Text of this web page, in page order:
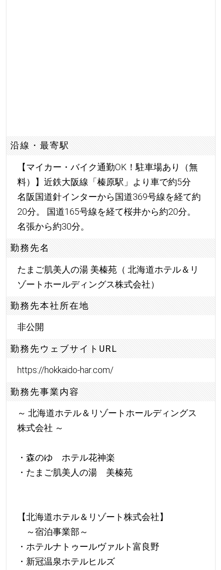
沿線・最寄駅
【マイカー・バイク通勤OK！駐車場あり（無
料）】近鉄大阪線「榛原駅」より車で約5分
名阪国道針インターから国道369号線を経て約
20分。 国道165号線を経て桜井から約20分。
名張から約30分。
勤務先名
たまご肌美人の湯 美榛苑（ 北海道ホテル＆リ
ゾートホールディングス株式会社）
勤務先本社所在地
非公開
勤務先ウェブサイトURL
https://hokkaido-har.com/
勤務先事業内容
～ 北海道ホテル＆リゾートホールディングス
株式会社 ～
・森のゆ ホテル花神楽
・たまご肌美人の湯 美榛苑
【北海道ホテル＆リゾート株式会社】
～宿泊事業部～
・ホテルナトゥールヴァルト富良野
・新冠温泉ホテルヒルズ